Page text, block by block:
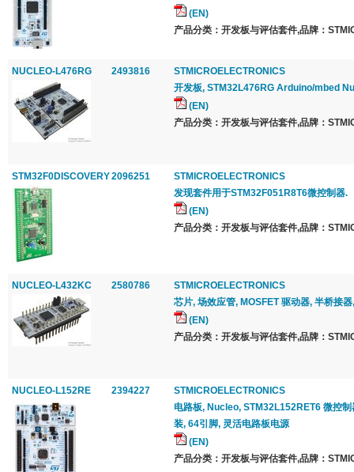
(EN)
产品分类：开发板与评估套件,品牌：
NUCLEO-L476RG 2493816
STMICROELECTRONICS
开发板, STM32L476RG Arduino/mbed
(EN)
产品分类：开发板与评估套件,品牌：
STM32F0DISCOVERY2096251
STMICROELECTRONICS
发现套件用于STM32F051R8T6微控制器.
(EN)
产品分类：开发板与评估套件,品牌：
NUCLEO-L432KC 2580786
STMICROELECTRONICS
芯片, 场效应管, MOSFET 驱动器, 半桥接
(EN)
产品分类：开发板与评估套件,品牌：
NUCLEO-L152RE 2394227
STMICROELECTRONICS
电路板, Nucleo, STM32L152RET6 微控
装, 64引脚, 灵活电路板电源
(EN)
产品分类：开发板与评估套件,品牌：